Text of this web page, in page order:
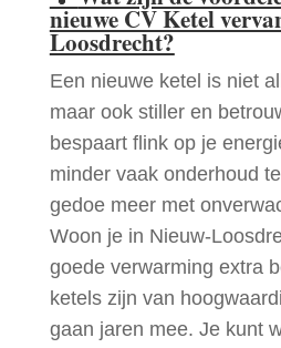
nieuwe CV Ketel
Loosdrecht?
Een nieuwe ketel is niet
maar ook stiller en
bespaart flink op je
minder vaak onderhoud
gedoe meer met
Woon je in Nieuw-
goede verwarming extra
ketels zijn van
gaan jaren mee. Je kunt